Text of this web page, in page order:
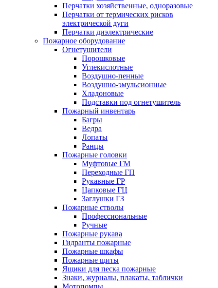
Перчатки хозяйственные, одноразовые
Перчатки от термических рисков
электрической дуги
Перчатки диэлектрические
Пожарное оборудование
Огнетушители
Порошковые
Углекислотные
Воздушно-пенные
Воздушно-эмульсионные
Хладоновые
Подставки под огнетушитель
Пожарный инвентарь
Багры
Ведра
Лопаты
Ранцы
Пожарные головки
Муфтовые ГМ
Переходные ГП
Рукавные ГР
Цапковые ГЦ
Заглушки ГЗ
Пожарные стволы
Профессиональные
Ручные
Пожарные рукава
Гидранты пожарные
Пожарные шкафы
Пожарные щиты
Ящики для песка пожарные
Знаки, журналы, плакаты, таблички
Мотопомпы